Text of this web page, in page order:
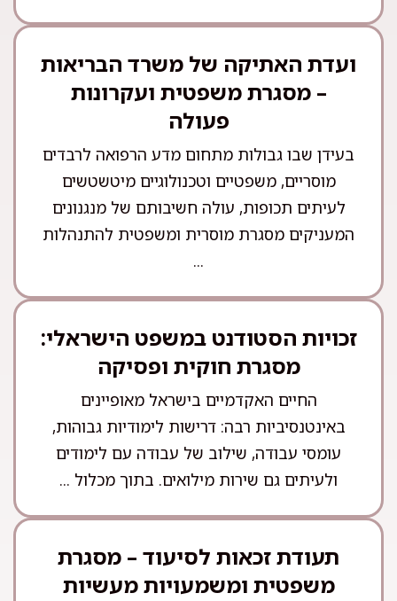
ועדת האתיקה של משרד הבריאות
– מסגרת משפטית ועקרונות
פעולה
בעידן שבו גבולות מתחום מדע הרפואה לרבדים
מוסריים, משפטיים וטכנולוגיים מיטשטשים
לעיתים תכופות, עולה חשיבותם של מנגנונים
המעניקים מסגרת מוסרית ומשפטית להתנהלות
...
זכויות הסטודנט במשפט הישראלי:
מסגרת חוקית ופסיקה
החיים האקדמיים בישראל מאופיינים
באינטנסיביות רבה: דרישות לימודיות גבוהות,
עומסי עבודה, שילוב של עבודה עם לימודים
ולעיתים גם שירות מילואים. בתוך מכלול ...
תעודת זכאות לסיעוד – מסגרת
משפטית ומשמעויות מעשיות